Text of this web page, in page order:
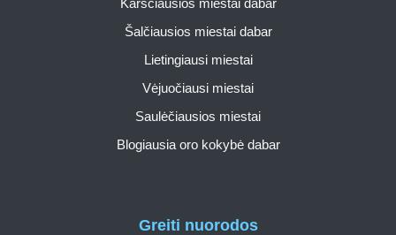
Greiti nuorodos
Karščiausios miestai dabar
Šalčiausios miestai dabar
Lietingiausi miestai
Vėjuočiausi miestai
Saulėčiausios miestai
Blogiausia oro kokybė dabar